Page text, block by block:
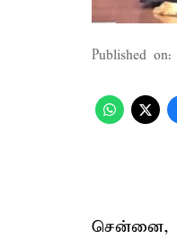
Published on:
சென்னை,